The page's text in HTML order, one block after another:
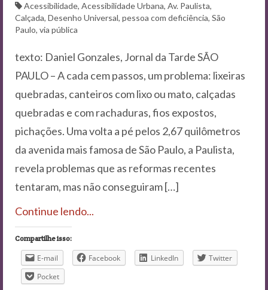
Acessibilidade, Acessibilidade Urbana, Av. Paulista,
Calçada, Desenho Universal, pessoa com deficiência, São
Paulo, via pública
texto: Daniel Gonzales, Jornal da Tarde SÃO
PAULO – A cada cem passos, um problema: lixeiras
quebradas, canteiros com lixo ou mato, calçadas
quebradas e com rachaduras, fios expostos,
pichações. Uma volta a pé pelos 2,67 quilômetros
da avenida mais famosa de São Paulo, a Paulista,
revela problemas que as reformas recentes
tentaram, mas não conseguiram […]
Continue lendo...
Compartilhe isso:
E-mail Facebook LinkedIn
Twitter
Pocket